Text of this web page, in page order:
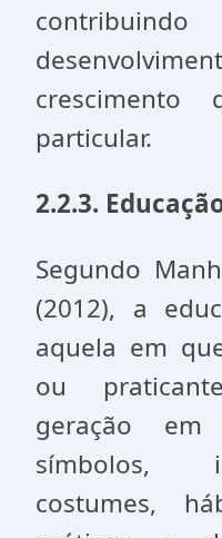
crescimento
particular.
2.2.3.
Segundo
(2012), a
aquela em
ou
geração em
símbolos,
costumes,